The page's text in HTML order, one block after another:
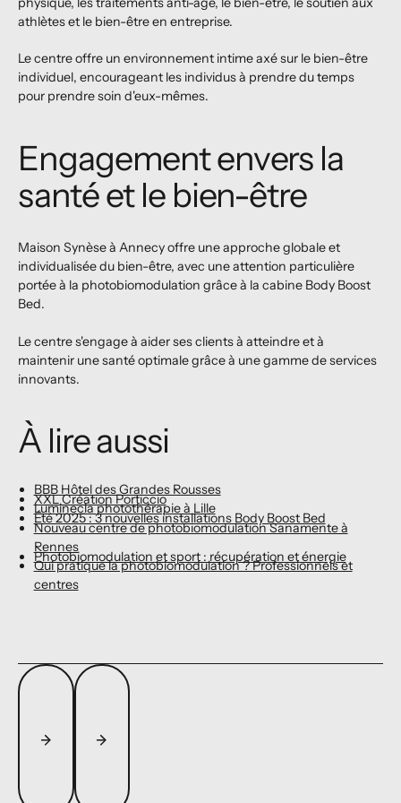
athlètes et le bien-être en entreprise.
Le centre offre un environnement intime axé sur le bien-être
individuel, encourageant les individus à prendre du temps
pour prendre soin d'eux-mêmes.
Engagement envers la
santé et le bien-être
Maison Synèse à Annecy offre une approche globale et
individualisée du bien-être, avec une attention particulière
portée à la photobiomodulation grâce à la cabine Body Boost
Bed.
Le centre s'engage à aider ses clients à atteindre et à
maintenir une santé optimale grâce à une gamme de services
innovants.
À lire aussi
BBB Hôtel des Grandes Rousses
XXL Création Porticcio
Luminecla photothérapie à Lille
Été 2025 : 3 nouvelles installations Body Boost Bed
Nouveau centre de photobiomodulation Sanamente à
Rennes
Photobiomodulation et sport : récupération et énergie
Qui pratique la photobiomodulation ? Professionnels et
centres